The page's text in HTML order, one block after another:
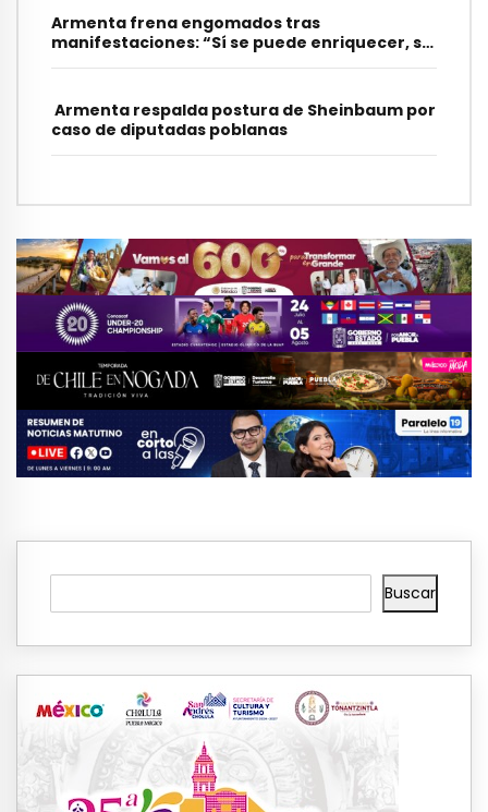
Armenta frena engomados tras
manifestaciones: “Sí se puede enriquecer, se
Armenta respalda postura de Sheinbaum por
caso de diputadas poblanas
Buscar